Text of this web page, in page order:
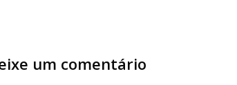
um comentário